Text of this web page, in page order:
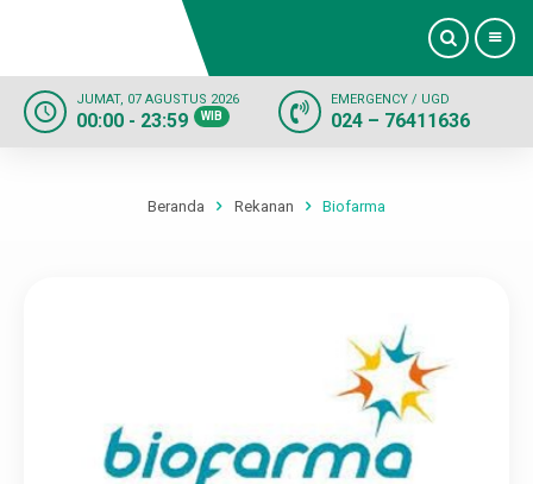
Informasi
JUMAT, 07 AGUSTUS 2026
00:00 - 23:59 WIB
EMERGENCY / UGD
024 – 76411636
Beranda Rekanan Biofarma